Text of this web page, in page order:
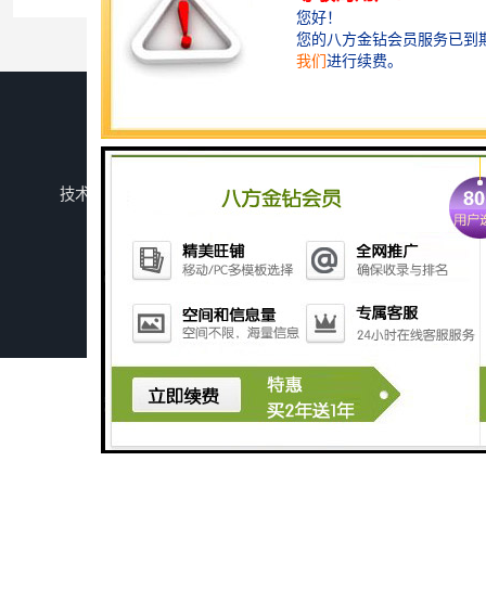
深圳农产品加工污水处理设备厂家
版权所有 ©2026-08-11鲁ICP备2024134526号-1
潍坊上善若水环保科技有限公司
技术支持： 免责声明 管理员入口